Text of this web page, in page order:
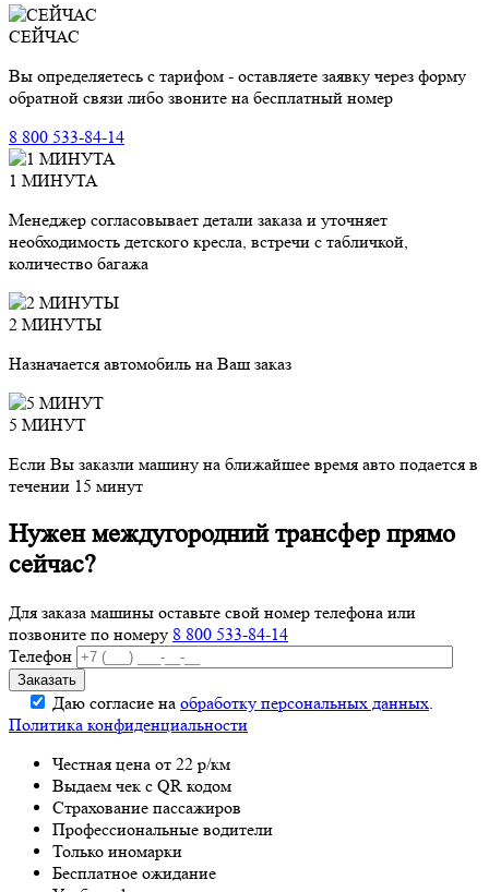
СЕЙЧАС
Вы определяетесь с тарифом - оставляете заявку через форму
обратной связи либо звоните на бесплатный номер
8 800 533-84-14
1 МИНУТА
Менеджер согласовывает детали заказа и уточняет
необходимость детского кресла, встречи с табличкой,
количество багажа
2 МИНУТЫ
Назначается автомобиль на Ваш заказ
5 МИНУТ
Если Вы заказли машину на ближайшее время авто подается в
течении 15 минут
Нужен междугородний трансфер прямо
сейчас?
Для заказа машины оставьте свой номер телефона или
позвоните по номеру 8 800 533-84-14
Телефон
Даю согласие на обработку персональных данных.
Политика конфиденциальности
Честная цена от 22 р/км
Выдаем чек с QR кодом
Страхование пассажиров
Профессиональные водители
Только иномарки
Бесплатное ожидание